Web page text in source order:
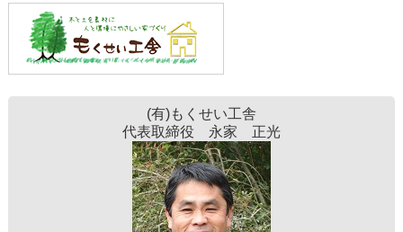
(有)もくせい工舎
代表取締役 永家 正光